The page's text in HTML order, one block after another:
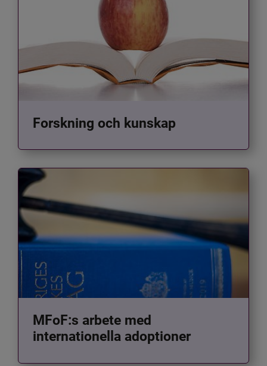
Forskning och kunskap
MFoF:s arbete med
internationella adoptioner